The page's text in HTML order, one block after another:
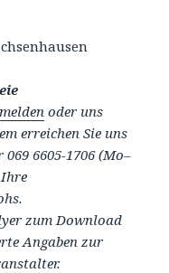
oder uns
erreichen Sie uns
6605-1706 (Mo–
zum Download
Angaben zur